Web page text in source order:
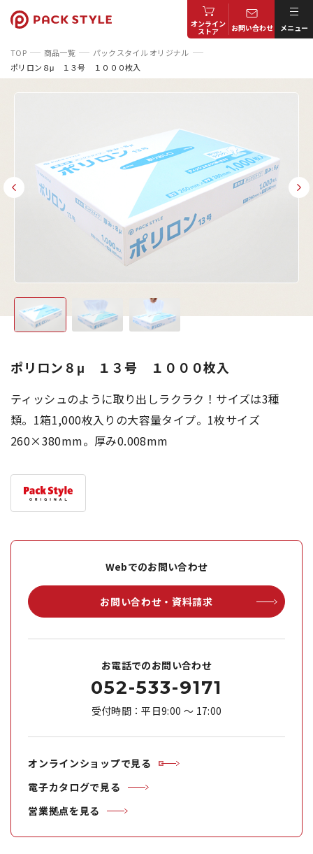
オンライン
ストア お問い合わせ メニュー
TOP 商品一覧
パックスタイル オリジナル
ポリロン８μ １３号 １０００枚入
ポリロン８μ １３号 １０００枚入
ティッシュのように取り出しラクラク！サイズは3種
類。1箱1,000枚入りの大容量タイプ。1枚サイズ
260×380mm。厚み0.008mm
Webでのお問い合わせ
お問い合わせ・資料請求
お電話でのお問い合わせ
052-533-9171
受付時間：平日9:00 ～ 17:00
オンラインショップで見る
電子カタログで見る
営業拠点を見る